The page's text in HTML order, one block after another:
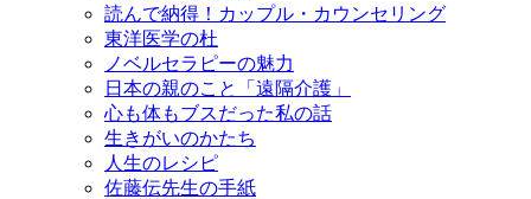
読んで納得！カップル・カウンセリング
東洋医学の杜
ノベルセラピーの魅力
日本の親のこと「遠隔介護」
心も体もブスだった私の話
生きがいのかたち
人生のレシピ
佐藤伝先生の手紙